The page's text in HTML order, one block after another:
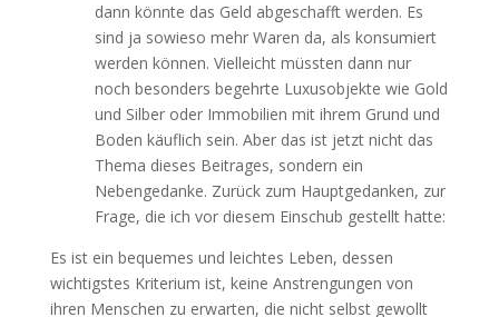
dann könnte das Geld abgeschafft werden. Es
sind ja sowieso mehr Waren da, als konsumiert
werden können. Vielleicht müssten dann nur
noch besonders begehrte Luxusobjekte wie Gold
und Silber oder Immobilien mit ihrem Grund und
Boden käuflich sein. Aber das ist jetzt nicht das
Thema dieses Beitrages, sondern ein
Nebengedanke. Zurück zum Hauptgedanken, zur
Frage, die ich vor diesem Einschub gestellt hatte:
Es ist ein bequemes und leichtes Leben, dessen
wichtigstes Kriterium ist, keine Anstrengungen von
ihren Menschen zu erwarten, die nicht selbst gewollt